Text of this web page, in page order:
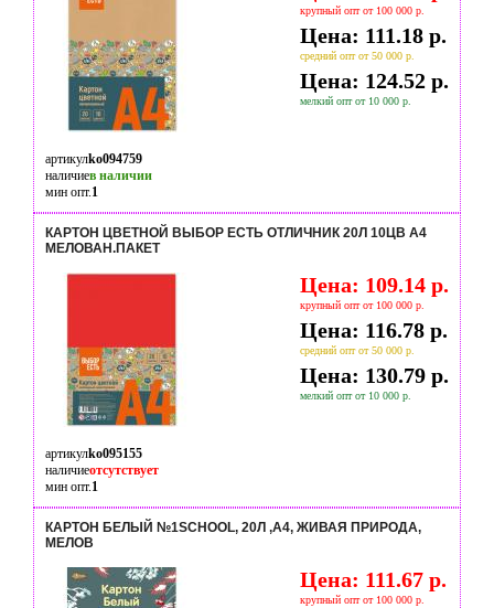
крупный опт от 100 000 р.
Цена: 111.18 р.
средний опт от 50 000 р.
Цена: 124.52 р.
мелкий опт от 10 000 р.
артикулko094759
наличиев наличии
мин опт.1
КАРТОН ЦВЕТНОЙ ВЫБОР ЕСТЬ ОТЛИЧНИК 20Л 10ЦВ А4
МЕЛОВАН.ПАКЕТ
Цена: 109.14 р.
крупный опт от 100 000 р.
Цена: 116.78 р.
средний опт от 50 000 р.
Цена: 130.79 р.
мелкий опт от 10 000 р.
артикулko095155
наличиеотсутствует
мин опт.1
КАРТОН БЕЛЫЙ №1SCHOOL, 20Л ,А4, ЖИВАЯ ПРИРОДА,
МЕЛОВ
Цена: 111.67 р.
крупный опт от 100 000 р.